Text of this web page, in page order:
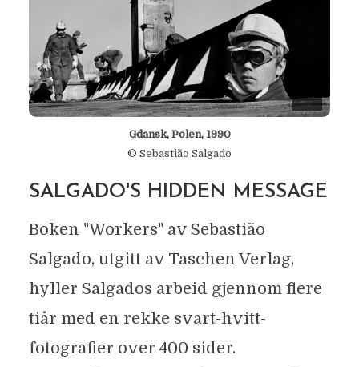
Gdansk, Polen, 1990
© Sebastião Salgado
SALGADO'S HIDDEN MESSAGE
Boken "Workers" av Sebastião
Salgado, utgitt av Taschen Verlag,
hyller Salgados arbeid gjennom flere
tiår med en rekke svart-hvitt-
fotografier over 400 sider.